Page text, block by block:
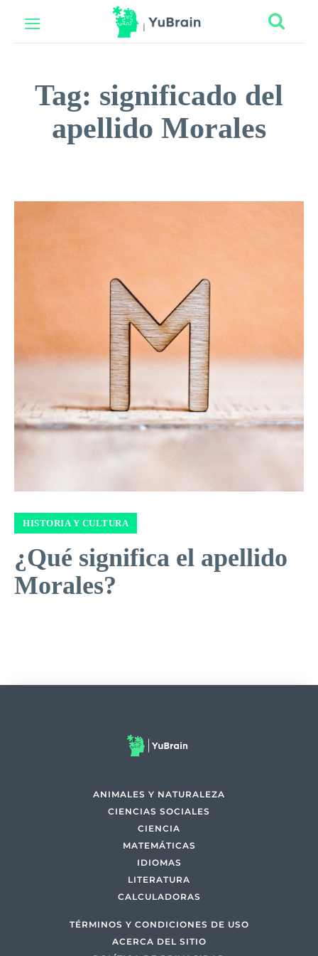
Tag: significado del
apellido Morales
HISTORIA Y CULTURA
¿Qué significa el apellido
Morales?
ANIMALES Y NATURALEZA
CIENCIAS SOCIALES
CIENCIA
MATEMÁTICAS
IDIOMAS
LITERATURA
CALCULADORAS
TÉRMINOS Y CONDICIONES DE USO
ACERCA DEL SITIO